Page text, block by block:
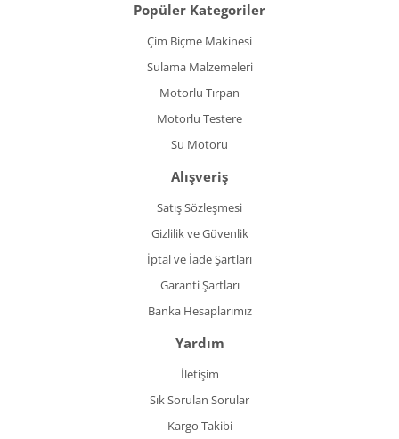
Popüler Kategoriler
Çim Biçme Makinesi
Sulama Malzemeleri
Motorlu Tırpan
Motorlu Testere
Su Motoru
Alışveriş
Satış Sözleşmesi
Gizlilik ve Güvenlik
İptal ve İade Şartları
Garanti Şartları
Banka Hesaplarımız
Yardım
İletişim
Sık Sorulan Sorular
Kargo Takibi